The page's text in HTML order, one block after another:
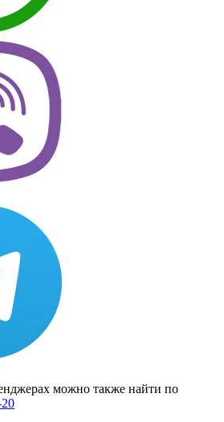
можно также найти по